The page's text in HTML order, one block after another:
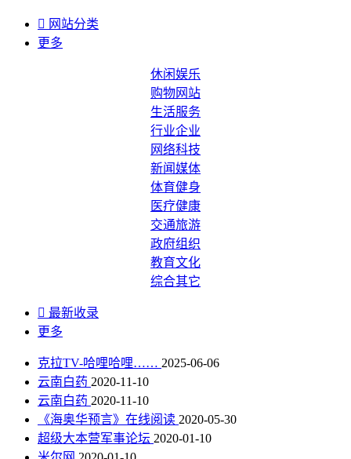
 网站分类
更多
休闲娱乐
购物网站
生活服务
行业企业
网络科技
新闻媒体
体育健身
医疗健康
交通旅游
政府组织
教育文化
综合其它
 最新收录
更多
克拉TV-哈哩哈哩…… 2025-06-06
云南白药 2020-11-10
云南白药 2020-11-10
《海奥华预言》在线阅读 2020-05-30
超级大本营军事论坛 2020-01-10